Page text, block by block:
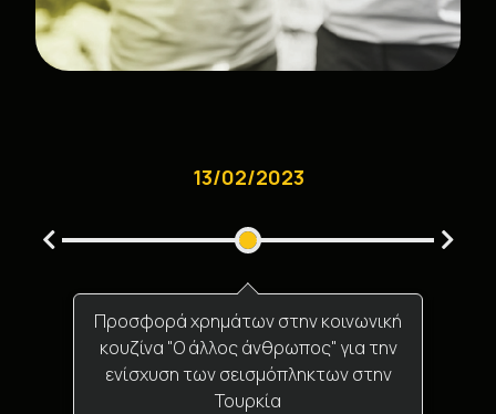
13/02/2023
Προσφορά χρημάτων στην κοινωνική
κουζίνα "Ο άλλος άνθρωπος" για την
ενίσχυση των σεισμόπληκτων στην
Τουρκία